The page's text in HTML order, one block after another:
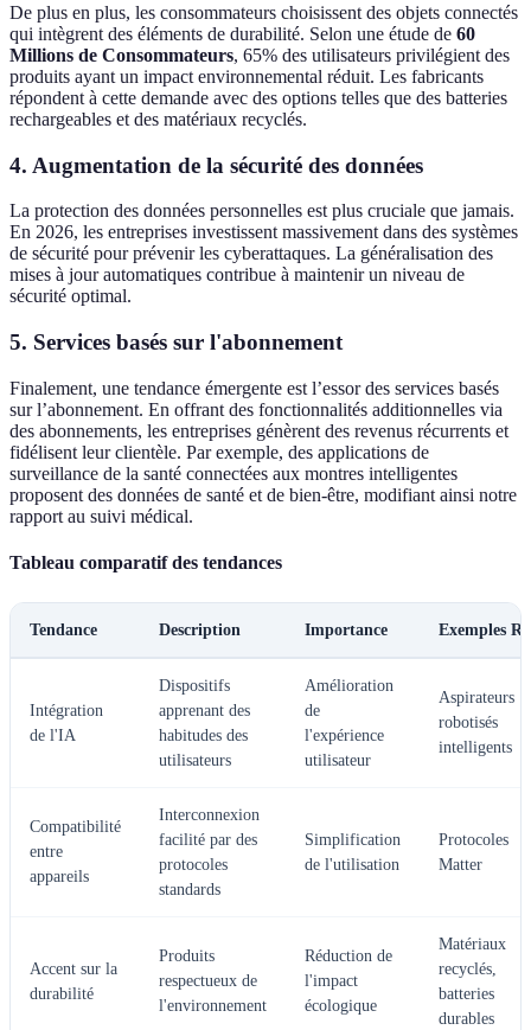
De plus en plus, les consommateurs choisissent des objets connectés
qui intègrent des éléments de durabilité. Selon une étude de 60
Millions de Consommateurs, 65% des utilisateurs privilégient des
produits ayant un impact environnemental réduit. Les fabricants
répondent à cette demande avec des options telles que des batteries
rechargeables et des matériaux recyclés.
4. Augmentation de la sécurité des données
La protection des données personnelles est plus cruciale que jamais.
En 2026, les entreprises investissent massivement dans des systèmes
de sécurité pour prévenir les cyberattaques. La généralisation des
mises à jour automatiques contribue à maintenir un niveau de
sécurité optimal.
5. Services basés sur l'abonnement
Finalement, une tendance émergente est l’essor des services basés
sur l’abonnement. En offrant des fonctionnalités additionnelles via
des abonnements, les entreprises génèrent des revenus récurrents et
fidélisent leur clientèle. Par exemple, des applications de
surveillance de la santé connectées aux montres intelligentes
proposent des données de santé et de bien-être, modifiant ainsi notre
rapport au suivi médical.
Tableau comparatif des tendances
Tendance Description Importance Exemples
Intégration
de l'IA
Dispositifs
apprenant des
habitudes des
utilisateurs
Amélioration
de
l'expérience
utilisateur
Aspirateurs
robotisés
intelligents
Compatibilité
entre
appareils
Interconnexion
facilité par des
protocoles
standards
Simplification
de l'utilisation
Protocoles
Matter
Accent sur la
durabilité
Produits
respectueux de
l'environnement
Réduction de
l'impact
écologique
Matériaux
recyclés,
batteries
durables